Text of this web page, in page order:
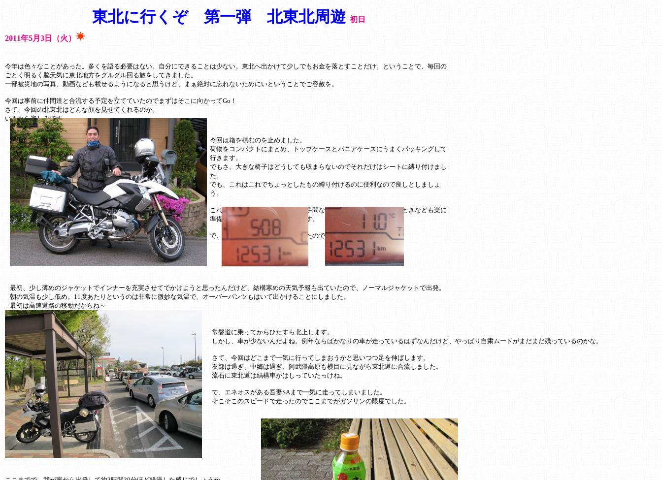
東北に行くぞ 第一弾 北東北周遊 初日
2011年5月3日（火）
今年は色々なことがあった。多くを語る必要はない。自分にできることは少ない。東北へ出かけて少しでもお金を落とすことだけ。ということで、毎回の
ごとく明るく脳天気に東北地方をグルグル回る旅をしてきました。
一部被災地の写真、動画なども載せるようになると思うけど、まぁ絶対に忘れないためにいということでご容赦を。
今回は事前に仲間達と合流する予定を立てていたのでまずはそこに向かってGo！
さて、今回の北東北はどんな顔を見せてくれるのか。
いまから楽しみです。
今回は箱を積むのを止めました。
荷物をコンパクトにまとめ、トップケースとパニアケースにうまくパッキングして
行きます。
でもさ、大きな椅子はどうしても収まらないのでそれだけはシートに縛り付けまし
た。
でも、これはこれでちょっとしたもの縛り付けるのに便利なので良しとしましょ
う。
これで出発するときに荷物を縛る手間などが省けると雨降っているときなども楽に
準備ができることになると思います。
で、結構うまくパッキングができたので満足でした。
最初、少し薄めのジャケットでインナーを充実させてでかけようと思ったんだけど、結構寒めの天気予報も出ていたので、ノーマルジャケットで出発。
朝の気温も少し低め。11度あたりというのは非常に微妙な気温で、オーバーパンツもはいて出かけることにしました。
最初は高速道路の移動だからね～
常磐道に乗ってからひたすら北上します。
しかし、車が少ないんだよね。例年ならばかなりの車が走っているはずなんだけど、やっぱり自粛ムードがまだまだ残っているのかな。
さて、今回はどこまで一気に行ってしまおうかと思いつつ足を伸ばします。
友部は過ぎ、中郷は過ぎ、阿武隈高原も横目に見ながら東北道に合流しました。
流石に東北道は結構車がはしっていたっけね。
で、エネオスがある吾妻SAまで一気に走ってしまいました。
そこそこのスピードで走ったのでここまでがガソリンの限度でした。